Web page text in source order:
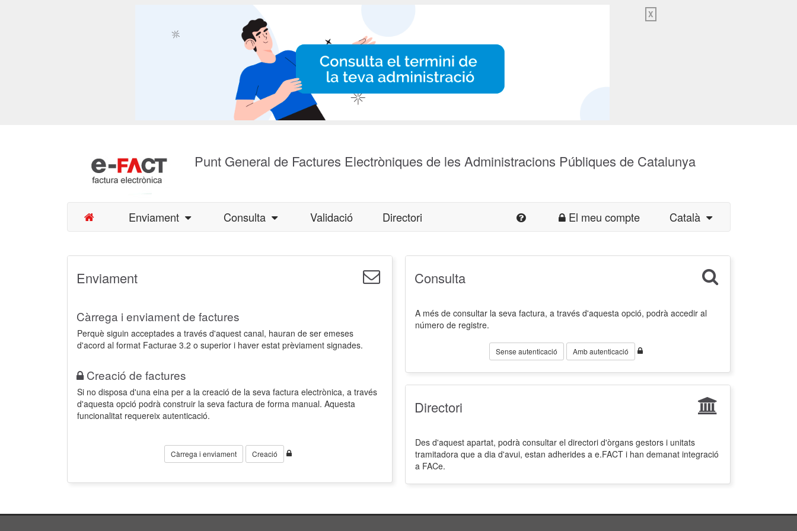
X
Punt General de Factures Electròniques de les Administracions Públiques de Catalunya
Enviament Consulta Validació Directori El meu compte Català
Enviament
Càrrega i enviament de factures
Perquè siguin acceptades a través d'aquest canal, hauran de ser emeses
d'acord al format Facturae 3.2 o superior i haver estat prèviament signades.
Creació de factures
Si no disposa d'una eina per a la creació de la seva factura electrònica, a través
d'aquesta opció podrà construir la seva factura de forma manual. Aquesta
funcionalitat requereix autenticació.
Càrrega i enviament Creació
Consulta
A més de consultar la seva factura, a través d'aquesta opció, podrà accedir al
número de registre.
Sense autenticació Amb autenticació
Directori
Des d'aquest apartat, podrà consultar el directori d'òrgans gestors i unitats
tramitadora que a dia d'avui, estan adherides a e.FACT i han demanat integració
a FACe.